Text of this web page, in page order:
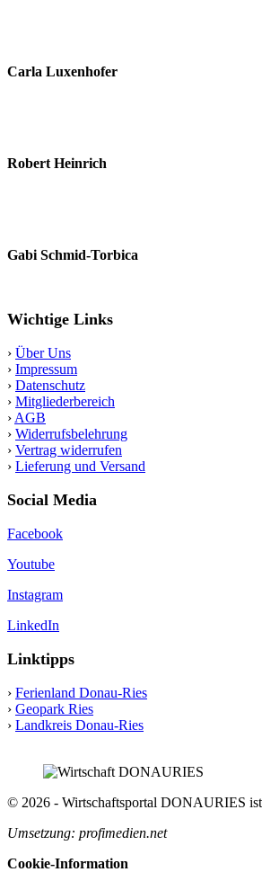
Carla Luxenhofer
Robert Heinrich
Gabi Schmid-Torbica
Wichtige Links
› Über Uns
› Impressum
› Datenschutz
› Mitgliederbereich
› AGB
› Widerrufsbelehrung
› Vertrag widerrufen
› Lieferung und Versand
Social Media
Facebook
Youtube
Instagram
LinkedIn
Linktipps
› Ferienland Donau-Ries
› Geopark Ries
› Landkreis Donau-Ries
© 2026 - Wirtschaftsportal DONAURIES
Umsetzung: profimedien.net
Cookie-Information